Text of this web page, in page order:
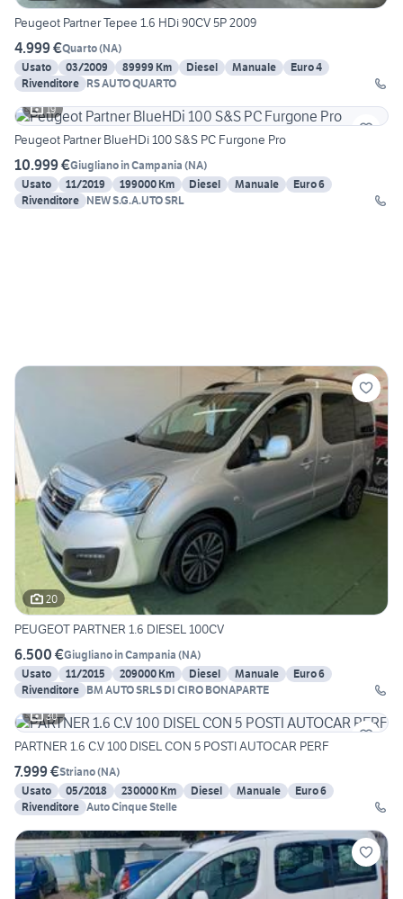
Peugeot Partner Tepee 1.6 HDi 90CV 5P 2009
4.999 €Quarto(NA)
Usato
03/2009 89999 Km Diesel Manuale
Euro 4
Rivenditore RS AUTO QUARTO
19
Peugeot Partner BlueHDi 100 S&S PC Furgone Pro
10.999 €Giugliano in Campania (NA)
Usato
11/2019 199000 Km Diesel Manuale
Euro 6
Rivenditore NEW S.G.A.UTO SRL
20
PEUGEOT PARTNER 1.6 DIESEL 100CV
6.500 €Giugliano in Campania (NA)
Usato
11/2015 209000 Km Diesel Manuale
Euro 6
Rivenditore BM AUTO SRLS DI CIRO BONAPARTE
30
PARTNER 1.6 C.V 100 DISEL CON 5 POSTI AUTOCAR PERF
7.999 €Striano(NA)
Usato
05/2018 230000 Km Diesel Manuale
Euro 6
Rivenditore Auto Cinque Stelle